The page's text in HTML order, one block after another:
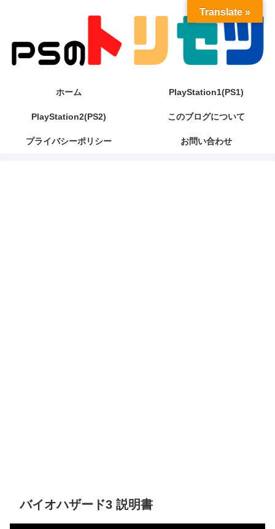
ホーム PlayStation1(PS1)
PlayStation2(PS2) このブログについて
プライバシーポリシー お問い合わせ
バイオハザード3 説明書
Translate »